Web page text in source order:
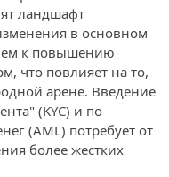
ландшафт
в основном
к повышению
что повлияет на то,
арене. Введение
(KYC) и по
(AML) потребует от
более жестких